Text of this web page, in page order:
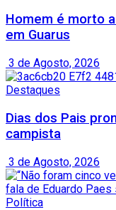
Homem é morto
em Guarus
3 de Agosto, 2026
Destaques
Dias dos Pais
campista
3 de Agosto, 2026
Política